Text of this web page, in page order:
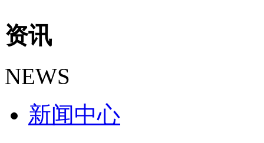
资讯
NEWS
新闻中心